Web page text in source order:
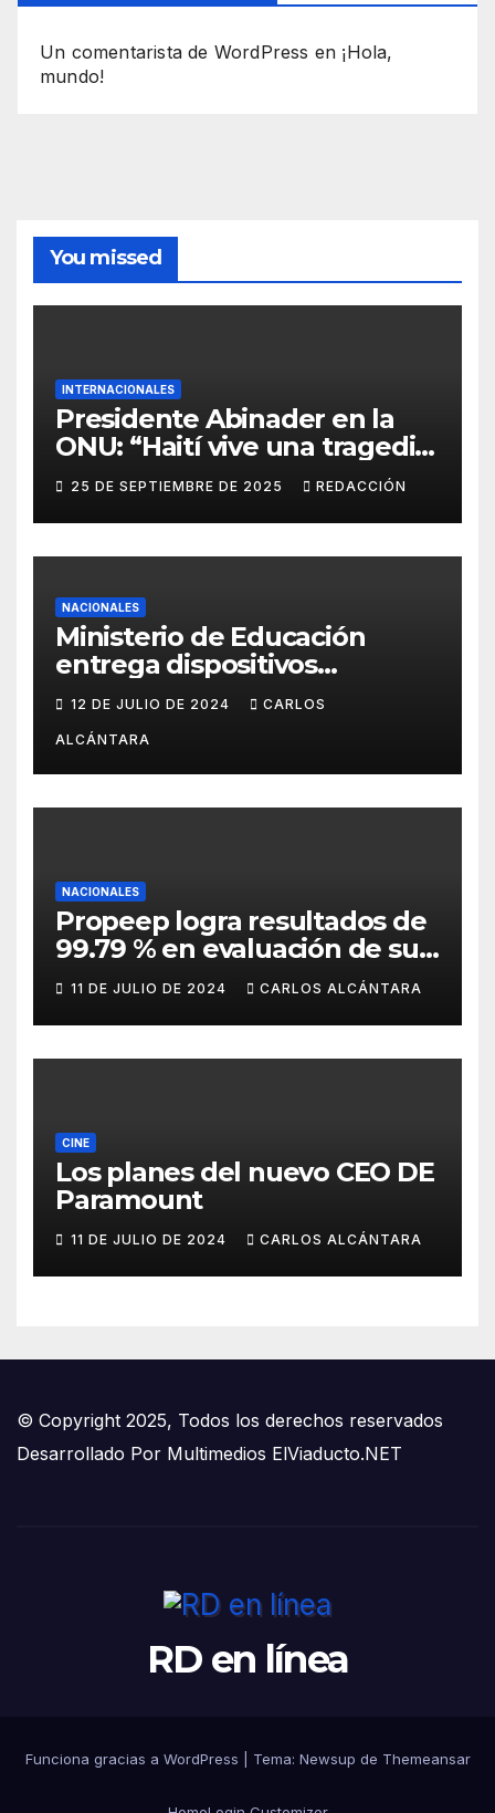
Un comentarista de WordPress en ¡Hola,
mundo!
You missed
INTERNACIONALES
Presidente Abinader en la
ONU: “Haití vive una tragedia
humana sin precedentes”
25 DE SEPTIEMBRE DE 2025 REDACCIÓN
NACIONALES
Ministerio de Educación
entrega dispositivos
electrónicos al Distrito15-05
12 DE JULIO DE 2024 CARLOS
ALCÁNTARA
NACIONALES
Propeep logra resultados de
99.79 % en evaluación de sus
funciones por la Dirección de
Ética e Integridad
Gubernamental
11 DE JULIO DE 2024 CARLOS ALCÁNTARA
CINE
Los planes del nuevo CEO DE
Paramount
11 DE JULIO DE 2024 CARLOS ALCÁNTARA
© Copyright 2025, Todos los derechos reservados
Desarrollado Por Multimedios ElViaducto.NET
RD en línea
Funciona gracias a WordPress Tema: Newsup de Themeansar